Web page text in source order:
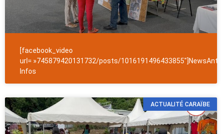
[facebook_video
url= »745879420131732/posts/
Infos
ACTUALITÉ CARAÏBE